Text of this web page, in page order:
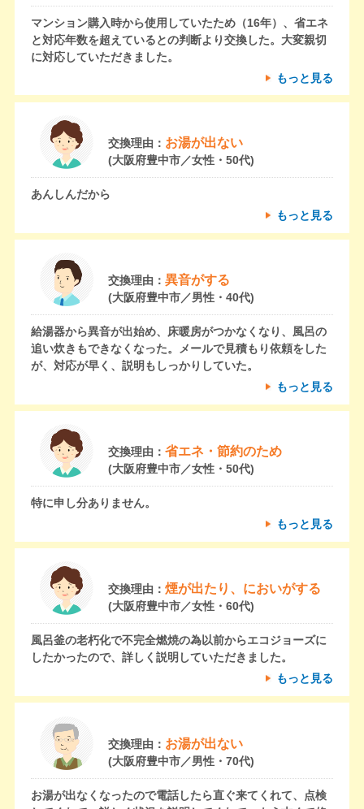
マンション購入時から使用していたため（16年）、省エネ
と対応年数を超えているとの判断より交換した。大変親切
に対応していただきました。
もっと見る
交換理由： お湯が出ない
(大阪府豊中市／女性・50代)
あんしんだから
もっと見る
交換理由： 異音がする
(大阪府豊中市／男性・40代)
給湯器から異音が出始め、床暖房がつかなくなり、風呂の
追い炊きもできなくなった。メールで見積もり依頼をした
が、対応が早く、説明もしっかりしていた。
もっと見る
交換理由： 省エネ・節約のため
(大阪府豊中市／女性・50代)
特に申し分ありません。
もっと見る
交換理由： 煙が出たり、においがする
(大阪府豊中市／女性・60代)
風呂釜の老朽化で不完全燃焼の為以前からエコジョーズに
したかったので、詳しく説明していただきました。
もっと見る
交換理由： お湯が出ない
(大阪府豊中市／男性・70代)
お湯が出なくなったので電話したら直ぐ来てくれて、点検